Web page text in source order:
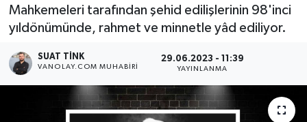
Mahkemeleri tarafından şehid edilişlerinin 98'inci
yıldönümünde, rahmet ve minnetle yâd ediliyor.
SUAT TINK
VANOLAY.COM MUHABIRI
29.06.2023 - 11:39
YAYINLANMA
Eğitim
Bilim & Teknoloji
Dünya
Tüm Manşetler
Son Dakika Haberleri
Haber Arşivi